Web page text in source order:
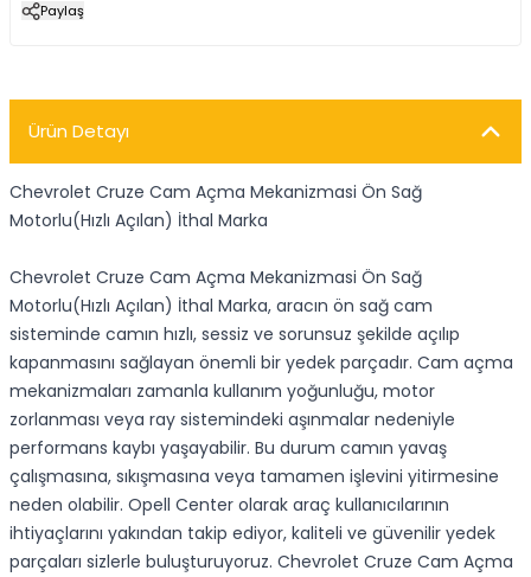
Paylaş
Ürün Detayı
Chevrolet Cruze Cam Açma Mekanizmasi Ön Sağ
Motorlu(Hızlı Açılan) İthal Marka
Chevrolet Cruze Cam Açma Mekanizmasi Ön Sağ
Motorlu(Hızlı Açılan) İthal Marka, aracın ön sağ cam
sisteminde camın hızlı, sessiz ve sorunsuz şekilde açılıp
kapanmasını sağlayan önemli bir yedek parçadır. Cam açma
mekanizmaları zamanla kullanım yoğunluğu, motor
zorlanması veya ray sistemindeki aşınmalar nedeniyle
performans kaybı yaşayabilir. Bu durum camın yavaş
çalışmasına, sıkışmasına veya tamamen işlevini yitirmesine
neden olabilir. Opell Center olarak araç kullanıcılarının
ihtiyaçlarını yakından takip ediyor, kaliteli ve güvenilir yedek
parçaları sizlerle buluşturuyoruz. Chevrolet Cruze Cam Açma